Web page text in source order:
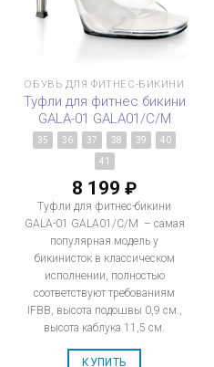
ОБУВЬ ДЛЯ ФИТНЕС-БИКИНИ
Туфли для фитнес бикини
GALA-01 GALA01/C/M
35 36 37 38 39 40
41
8 199 ₽
Туфли для фитнес-бикини
GALA-01 GALA01/C/M – самая
популярная модель у
бикинисток в классическом
исполнении, полностью
соответствуют требованиям
IFBB, высота подошвы 0,9 см.,
высота каблука 11,5 см.
КУПИТЬ